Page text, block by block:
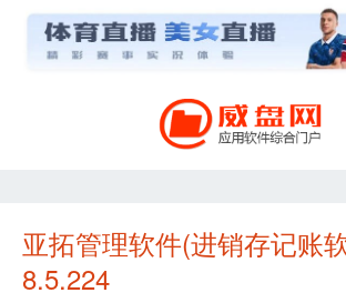
亚拓管理软件(进销存记账
8.5.224